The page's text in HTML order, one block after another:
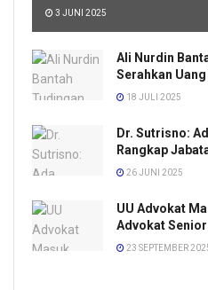
3 JUNI 2025
Ali Nurdin
Serahkan
18 JULI 2025
Dr. Sutrisno:
Rangkap
26 JUNI 2025
UU Advokat
Advokat
23 SEPTEMBER